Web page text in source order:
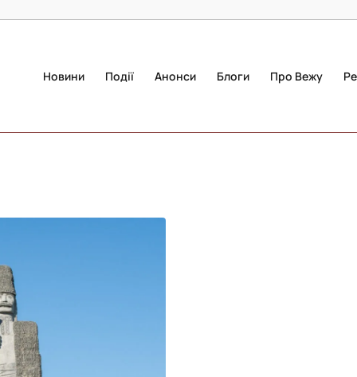
Новини Події Анонси Блоги Про Вежу